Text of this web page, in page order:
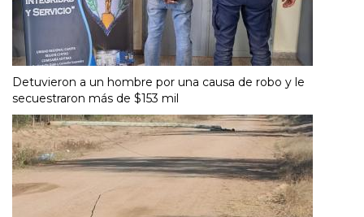
Detuvieron a un hombre por una causa de robo y le
secuestraron más de $153 mil